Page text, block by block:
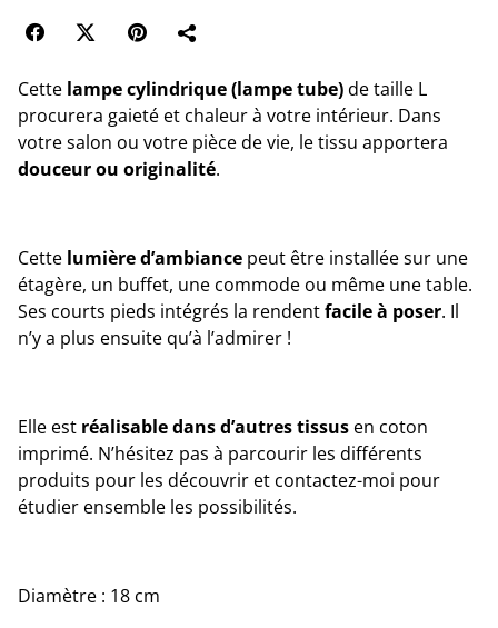
Cette lampe cylindrique (lampe tube)de taille L
procurera gaieté et chaleur à votre intérieur. Dans
votre salon ou votre pièce de vie, le tissu apportera
douceur ou originalité.
Cette lumière d’ambiance peut être installée sur une
étagère, un buffet, une commode ou même une table.
Ses courts pieds intégrés la rendentfacile à poser. Il
n’y a plus ensuite qu’à l’admirer !
Elle est réalisable dans d’autres tissus en coton
imprimé. N’hésitez pas à parcourir les différents
produits pour les découvrir et contactez-moi pour
étudier ensemble les possibilités.
Diamètre : 18 cm